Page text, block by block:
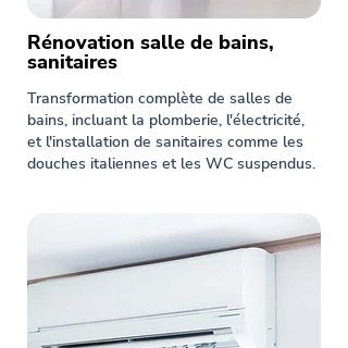
Rénovation salle de bains,
sanitaires
Transformation complète de salles de
bains, incluant la plomberie, l'électricité,
et l'installation de sanitaires comme les
douches italiennes et les WC suspendus.